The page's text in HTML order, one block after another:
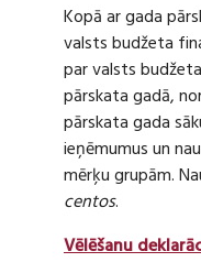
Kopā ar gada
valsts budžeta
par valsts
pārskata gadā,
pārskata gada
ieņēmumus un
mērķu grupām.
centos.
Vēlēšanu